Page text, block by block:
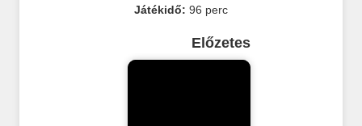
Játékidő: 96 perc
Előzetes